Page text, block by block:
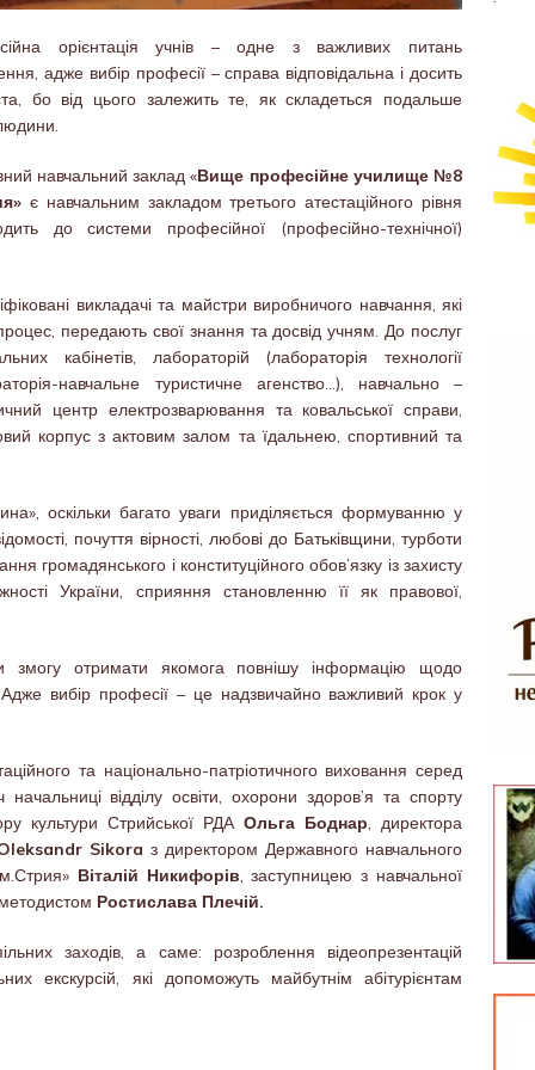
орієнтація учнів – одне з важливих питань
адже вибір професії – справа відповідальна і досить
бо від цього залежить те, як складеться подальше
навчальний заклад «Вище професійне училище №8
є навчальним закладом третього атестаційного рівня
до системи професійної (професійно-технічної)
викладачі та майстри виробничого навчання, які
передають свої знання та досвід учням. До послуг
кабінетів, лабораторій (лабораторія технології
навчальне туристичне агенство…), навчально –
центр електрозварювання та ковальської справи,
корпус з актовим залом та їдальнею, спортивний та
оскільки багато уваги приділяється формуванню у
почуття вірності, любові до Батьківщини, турботи
громадянського і конституційного обов’язку із захисту
України, сприяння становленню її як правової,
змогу отримати якомога повнішу інформацію щодо
вибір професії – це надзвичайно важливий крок у
та національно-патріотичного виховання серед
начальниці відділу освіти, охорони здоров’я та спорту
культури Стрийської РДА Ольга Боднар , директора
Sikora з директором Державного навчального
Віталій Никифорів , заступницею з навчальної
Ростислава Плечій.
заходів, а саме: розроблення відеопрезентацій
екскурсій, які допоможуть майбутнім абітурієнтам